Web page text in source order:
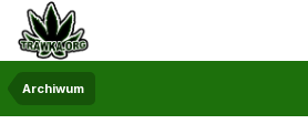
Archiwum